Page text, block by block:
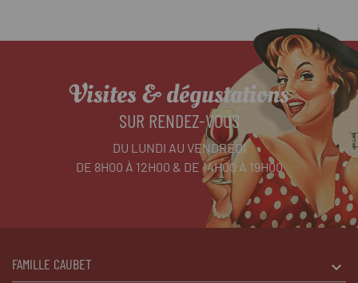
Visites & dégustations
SUR RENDEZ-VOUS
DU LUNDI AU VENDREDI
DE 8H00 À 12H00 & DE 14H00 À 19H00
FAMILLE CAUBET